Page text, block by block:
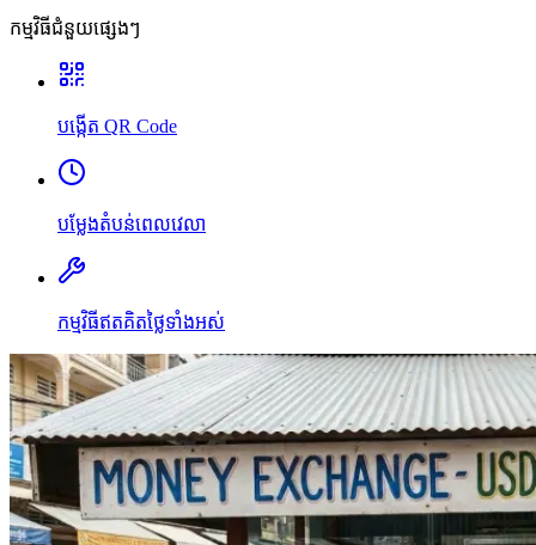
កម្មវិធីជំនួយផ្សេងៗ
បង្កើត QR Code
បម្លែងតំបន់ពេលវេលា
កម្មវិធីឥតគិតថ្លៃទាំងអស់